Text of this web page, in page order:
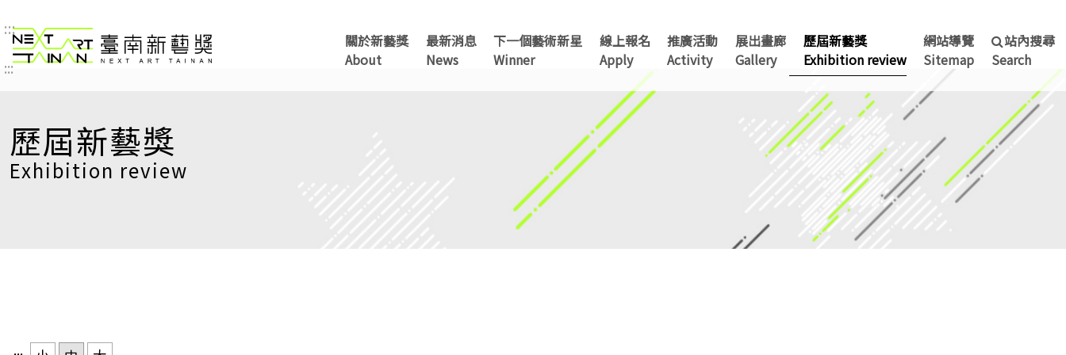
:::
臺南新藝獎 NEXT ART TAINAN
關於新藝獎
About
最新消息
News
下一個藝術新星
Winner
線上報名
Apply
推廣活動
Activity
展出畫廊
Gallery
歷屆新藝獎
Exhibition review
網站導覽
Sitemap
站內搜尋
Search
:::
歷屆新藝獎
Exhibition review